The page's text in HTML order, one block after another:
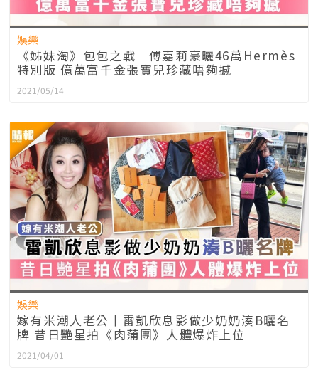
娛樂
《姊妹淘》包包之戰︳傅嘉莉豪曬46萬Hermès
特別版 億萬富千金張寶兒珍藏唔夠撼
2021/05/14
娛樂
嫁有米潮人老公丨雷凱欣息影做少奶奶湊B曬名
牌 昔日艷星拍《肉蒲團》人體爆炸上位
2021/04/01